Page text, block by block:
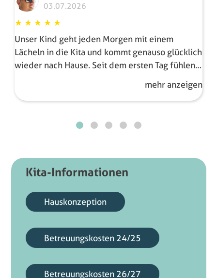
03.07.2026
★ ★ ★ ★ ★
Unser Kind geht jeden Morgen mit einem
Lächeln in die Kita und kommt genauso glücklich
wieder nach Hause. Seit dem ersten Tag fühlen
wir uns sehr gut aufgehoben. Die Erzieherinnen
und Erzieher sind unglaublich liebevoll,
engagiert und haben immer ein offenes Ohr für
positiv sich unser Kind entwickelt, neue Dinge
familiäre Atmosphäre und die individuelle
Förderung machen diese Einrichtung zu etwas
gesamte Team für die tolle Arbeit und die
liebevolle Betreuung unseres Kindes. Wir
mehr anzeigen
Kita-Informationen
Hauskonzeption
Betreuungskosten 24/25
Betreuungskosten 26/27